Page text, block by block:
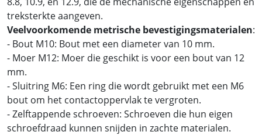
treksterkte aangeven.
Veelvoorkomende metrische bevestigingsmaterialen:
- Bout M10: Bout met een diameter van 10 mm.
- Moer M12: Moer die geschikt is voor een bout van 12
mm.
- Sluitring M6: Een ring die wordt gebruikt met een M6
bout om het contactoppervlak te vergroten.
- Zelftappende schroeven: Schroeven die hun eigen
schroefdraad kunnen snijden in zachte materialen.